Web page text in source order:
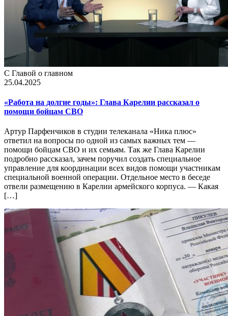
С Главой о главном
25.04.2025
«Работа на долгие годы»: Глава Карелии рассказал о
помощи бойцам CВО
Артур Парфенчиков в студии телеканала «Ника плюс»
ответил на вопросы по одной из самых важных тем —
помощи бойцам СВО и их семьям. Так же Глава Карелии
подробно рассказал, зачем поручил создать специальное
управление для координации всех видов помощи участникам
специальной военной операции. Отдельное место в беседе
отвели размещению в Карелии армейского корпуса. — Какая
[…]